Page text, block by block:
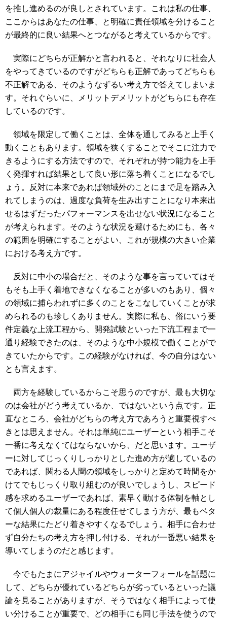
を推し進めるのが良しとされています。これは私の仕事、
ここからはあなたの仕事、と明確に責任領域を分けること
が最終的に良い結果へとつながると考えているからです。
実際にどちらが正解かと言われると、それなりに社会人
をやってきているのですがどちらも正解であってどちらも
不正解である、そのようなずるい考え方で答えてしまいま
す。それぐらいに、メリットデメリットがどちらにも存在
しているのです。
領域を限定して働くことは、全体を通してみると上手く
動くこともあります。領域を狭くすることでそこに注力で
きるようにする方法ですので、それぞれが持つ能力を上手
く発揮すれば結果として良い形に落ち着くことになるでし
ょう。反対に本来であれば領域外のことにまで足を踏み入
れてしまうのは、過度な負荷を生み出すことになり本来出
せるはずだったパフォーマンスを出せない状況になること
が考えられます。そのような状況を避けるためにも、各々
の範囲を明確にすることがよい、これが規模の大きい企業
における考え方です。
反対に中小の場合だと、そのような事を言っていてはそ
もそも上手く着地できなくなることが多いのもあり、個々
の領域に捕らわれずに多くのことをこなしていくことが求
められるのも珍しくありません。実際に私も、俗にいう要
件定義な上流工程から、開発試験といった下流工程まで一
通り経験できたのは、そのような中小規模で働くことがで
きていたからです。この経験がなければ、今の自分はない
とも言えます。
両方を経験しているからこそ思うのですが、最も大切な
のは会社がどう考えているか、ではないという点です。正
直なところ、会社がどちらの考え方であろうと重要視すべ
きとは思えません。それは単純にユーザーという相手こそ
一番に考えなくてはならないから、だと思います。ユーザ
ーに対してじっくりしっかりとした進め方が適しているの
であれば、関わる人間の領域をしっかりと定めて時間をか
けてでもじっくり取り組むのが良いでしょうし、スピード
感を求めるユーザーであれば、素早く動ける体制を軸とし
て個人個人の裁量にある程度任せてしまう方が、最もベタ
ーな結果にたどり着きやすくなるでしょう。相手に合わせ
ず自分たちの考え方を押し付ける、それが一番悪い結果を
導いてしまうのだと感じます。
今でもたまにアジャイルやウォーターフォールを話題に
して、どちらが優れているどちらが劣っているといった議
論を見ることがありますが、そうではなく相手によって使
い分けることが重要で、どの相手にも同じ手法を使うので